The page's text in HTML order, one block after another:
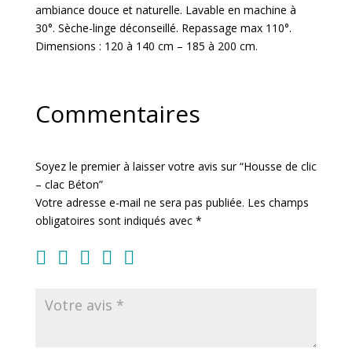
ambiance douce et naturelle. Lavable en machine à
30°. Sèche-linge déconseillé. Repassage max 110°.
Dimensions : 120 à 140 cm – 185 à 200 cm.
Commentaires
Soyez le premier à laisser votre avis sur “Housse de clic
– clac Béton”
Votre adresse e-mail ne sera pas publiée. Les champs
obligatoires sont indiqués avec *